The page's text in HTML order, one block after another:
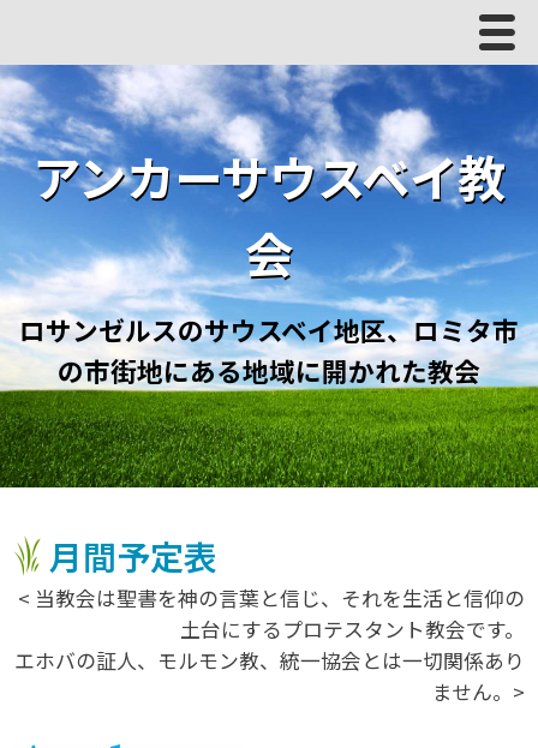
アンカーサウスベイ教
会
ロサンゼルスのサウスベイ地区、ロミタ市
の市街地にある地域に開かれた教会
Menu
ホーム
はじめての方へ
お問い合わせ
月間予定表
< 当教会は聖書を神の言葉と信じ、それを生活と信仰の
土台にするプロテスタント教会です。
エホバの証人、モルモン教、統一協会とは一切関係あり
ません。>